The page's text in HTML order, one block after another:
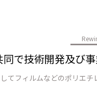
で技術開発及び